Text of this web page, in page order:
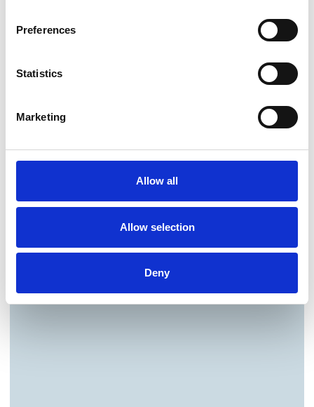
Preferences
Statistics
Marketing
Allow all
Allow selection
Deny